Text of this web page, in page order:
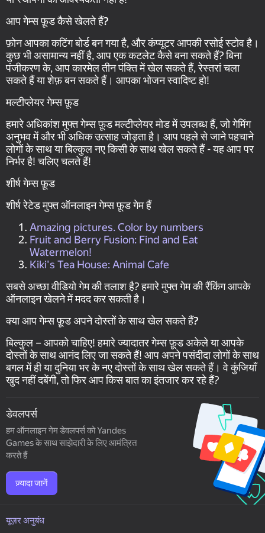
आप गेम्स फ़ूड कैसे खेलते हैं?
फ़ोन आपका कटिंग बोर्ड बन गया है, और कंप्यूटर आपकी रसोई स्टोव है।
कुछ भी असामान्य नहीं है, आप एक कटलेट कैसे बना सकते हैं? बिना
पंजीकरण के, आप कारमेल तीन पंक्ति में खेल सकते हैं, रेस्तरां चला
सकते हैं या शेफ़ बन सकते हैं। आपका भोजन स्वादिष्ट हो!
मल्टीप्लेयर गेम्स फ़ूड
हमारे अधिकांश मुफ्त गेम्स फ़ूड मल्टीप्लेयर मोड में उपलब्ध हैं, जो गेमिंग
अनुभव में और भी अधिक उत्साह जोड़ता है। आप पहले से जाने पहचाने
लोगों के साथ या बिल्कुल नए किसी के साथ खेल सकते हैं - यह आप पर
निर्भर है! चलिए चलते हैं!
शीर्ष गेम्स फ़ूड
शीर्ष रेटेड मुफ्त ऑनलाइन गेम्स फ़ूड गेम हैं
Amazing pictures. Color by numbers
Fruit and Berry Fusion: Find and Eat
Watermelon!
Kiki's Tea House: Animal Cafe
सबसे अच्छा वीडियो गेम की तलाश है? हमारे मुफ्त गेम की रैंकिंग आपके
ऑनलाइन खेलने में मदद कर सकती है।
क्या आप गेम्स फ़ूड अपने दोस्तों के साथ खेल सकते हैं?
बिल्कुल – आपको चाहिए! हमारे ज्यादातर गेम्स फ़ूड अकेले या आपके
दोस्तों के साथ आनंद लिए जा सकते हैं! आप अपने पसंदीदा लोगों के साथ
बगल में ही या दुनिया भर के नए दोस्तों के साथ खेल सकते हैं। वे कुंजियाँ
खुद नहीं दबेंगी, तो फिर आप किस बात का इंतजार कर रहे हैं?
डेवलपर्स
हम ऑनलाइन गेम डेवलपर्स को Yandes
Games के साथ साझेदारी के लिए आमंत्रित
करते हैं
ज़्यादा जानें
यूज़र अनुबंध